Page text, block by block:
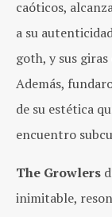
caóticos,
a su
goth, y sus
Además,
de su estética
encuentro
The Growlers
inimitable,